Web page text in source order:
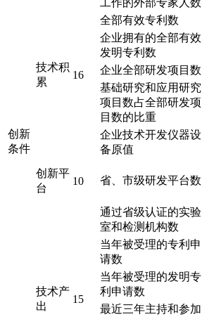
工作的外部专家人数
创新
条件
技术积
累
16
全部有效专利数
企业拥有的全部有效
发明专利数
企业全部研发项目数
基础研究和应用研究
项目数占全部研发项
目数的比重
创新平
台
10
企业技术开发仪器设
备原值
省、市级研发平台数
通过省级认证的实验
室和检测机构数
技术产
出
15
当年被受理的专利申
请数
当年被受理的发明专
利申请数
最近三年主持和参加